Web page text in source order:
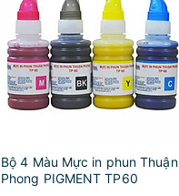
Bộ 4 Màu Mực in phun Thuận
Phong PIGMENT TP60